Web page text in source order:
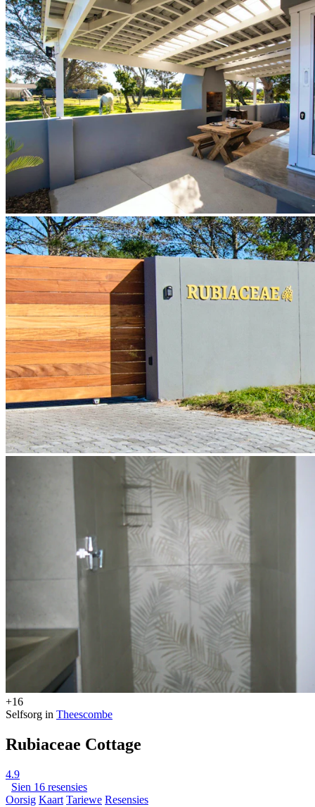
+16
Selfsorg in Theescombe
Rubiaceae Cottage
4.9
Sien 16 resensies
Oorsig Kaart Tariewe Resensies